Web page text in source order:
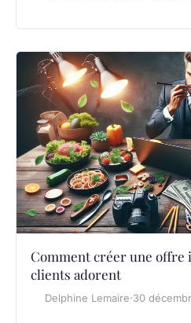
Comment créer une offre
clients adorent
Delphine Lemaire·30